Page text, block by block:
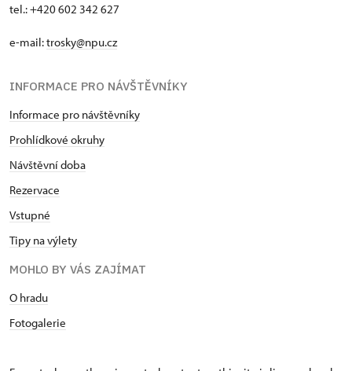
tel.: +420 602 342 627
e-mail:trosky@npu.cz
INFORMACE PRO NÁVŠTĚVNÍKY
Informace pro návštěvníky
Prohlídkové okruhy
Návštěvní doba
Rezervace
Vstupné
Tipy na výlety
MOHLO BY VÁS ZAJÍMAT
O hradu
Fotogalerie